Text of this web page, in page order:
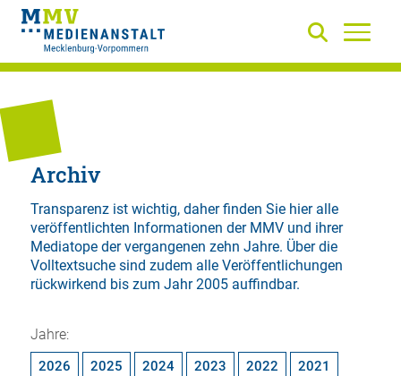
Archiv
Transparenz ist wichtig, daher finden Sie hier alle
veröffentlichten Informationen der MMV und ihrer
Mediatope der vergangenen zehn Jahre. Über die
Volltextsuchesind zudem alle Veröffentlichungen
rückwirkend bis zum Jahr 2005 auffindbar.
Jahre:
2026 2025 2024 2023 2022 2021